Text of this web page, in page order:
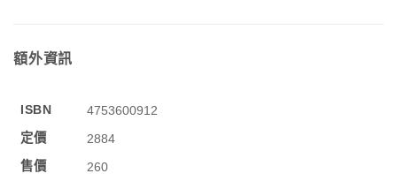
額外資訊
ISBN
4753600912
定價
2884
售價
260